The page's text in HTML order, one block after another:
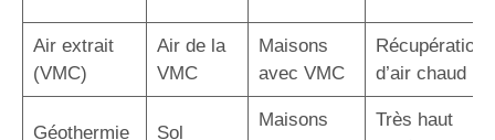
Air extrait
(VMC)
Air de la
VMC
Maisons
avec VMC
Récupération
d’air chaud
Géothermie Sol
Maisons
Très haut